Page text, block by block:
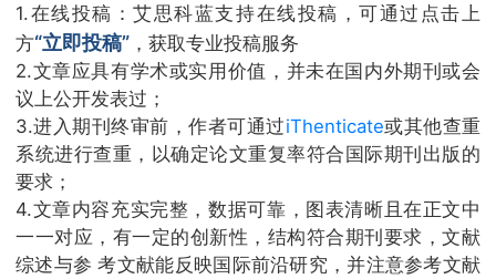
1.在线投稿：艾思科蓝支持在线投稿，可通过点击上
方“立即投稿” ，获取专业投稿服务
2.文章应具有学术或实用价值，并未在国内外期刊或会
议上公开发表过；
3.进入期刊终审前，作者可通过iThenticate或其他查重
系统进行查重，以确定论文重复率符合国际期刊出版的
要求；
4.文章内容充实完整，数据可靠，图表清晰且在正文中
一一对应，有一定的创新性，结构符合期刊要求，文献
综述与参 考文献能反映国际前沿研究，并注意参考文献